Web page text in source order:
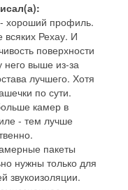
хороший профиль.
всяких Рехау. И
поверхности
него выше из-за
лучшего. Хотя
по сути.
камер в
- тем лучше
пакеты
нужны только для
звукоизоляции.